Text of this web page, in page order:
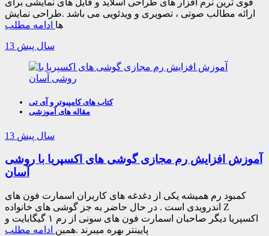
قوی ترین نرم افزار های طراحی اسلاید و فایل های نمایشی برای
ارائه مطالب صوتی ، تصویری و ویدئویی می باشد .طراحی نمایش
ها ادامه مطلب
13 سال پیش
کتاب های کامپیوتر و آی تی
مقاله های آموزشی
13 سال پیش
ﺁﻣﻮﺯﺵ ﺍﻓﺰﺍﯾﺶ ﺭﻡ ﻣﺠﺎﺯﯼ ﮔﻮﺷﯽ ﻫﺎﯼ اکسپریا ﺑﺎ ﺭﻭﺷﯽ
ﺁﺳﺎﻥ
ﮐﻤﺒﻮﺩ ﺭﻡ ﻫﻤﯿﺸﻪ ﯾﮑﯽ ﺍﺯ ﺩﻏﺪﻏﻪ ﻫﺎﯼ ﮐﺎﺭﺑﺮﺍﻥ ﺍﺳﻤﺎﺭﺕ ﻓﻮﻥ ﻫﺎﯼ
ﺍﻧﺪﺭﻭﯾﺪﯼ ﺍﺳﺖ . ﺩﺭ ﺣﺎﻝ ﺣﺎﺿﺮ ﺑﻪ ﺟﺰ ﮔﻮﺷﯽ ﻫﺎﯼ ﺧﺎﻧﻮﺍﺩﻩ Z
اکسپریا ﺩﯾﮕﺮ ﺻﺎﺣﺒﺎﻥ ﺍﺳﻤﺎﺭﺕ ﻓﻮﻥ ﻫﺎﯼ ﺳﻮﻧﯽ ﺍﺯ ﺭﻡ ۱ ﮔﯿﮕﺎﺑﺎﯾﺖ ﻭ
ﭘﺎﯾﯿﻨﺘﺮ ﺑﻬﺮﻩ ﻣﯿﺒﺮﻧﺪ .ﻫﻤﯿﻦ ادامه مطلب